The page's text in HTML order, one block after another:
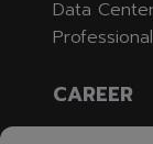
Data
CAREER